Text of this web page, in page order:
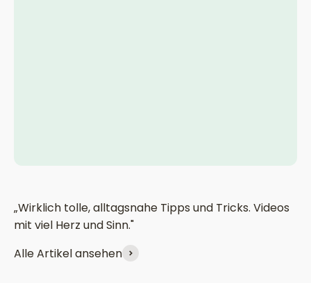
„Wirklich tolle, alltagsnahe Tipps und Tricks. Videos
mit viel Herz und Sinn."
Alle Artikel ansehen